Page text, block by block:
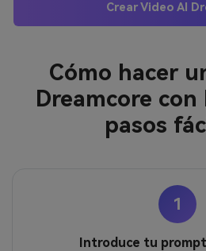
Crear Video AI
Cómo hacer
Dreamcore con
pasos
1
Introduce tu